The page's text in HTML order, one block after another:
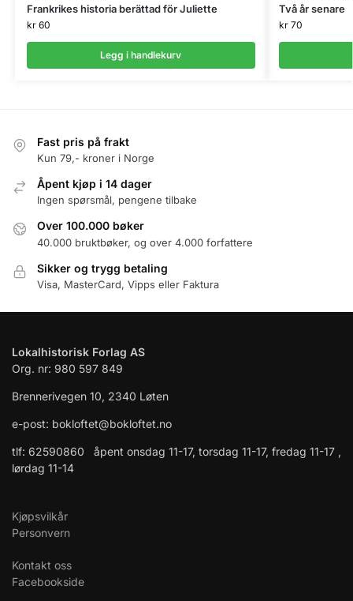
Frankrikes historia berättad för Juliette
kr60
Legg i handlekurv
Två år senare
kr70
Fast pris på frakt
Kun 79,- kroner i Norge
Åpent kjøp i 14 dager
Ingen spørsmål, pengene tilbake
Over 100.000 bøker
40.000 bruktbøker, og over 4.000 forfattere
Sikker og trygg betaling
Visa, MasterCard, Vipps eller Faktura
Lokalhistorisk Forlag AS
Org. nr: 980 597 849
Brennerivegen 10, 2340 Løten
e-post: bokloftet@bokloftet.no
tlf: 62590860 åpent onsdag 11-17, torsdag 11-17, fredag 11-17 ,
lørdag 11-14
Kjøpsvilkår
Personvern
Kontakt oss
Facebookside